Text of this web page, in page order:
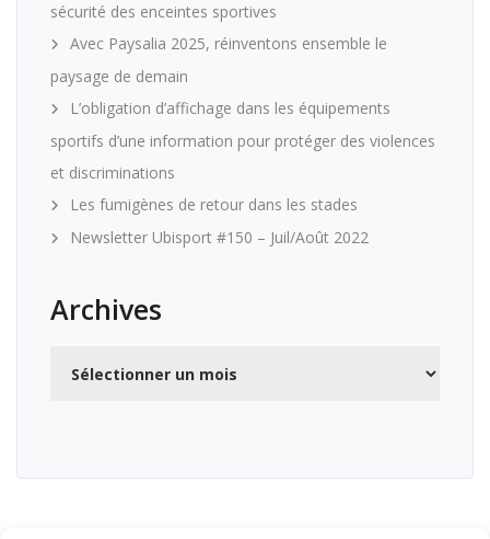
sécurité des enceintes sportives
Avec Paysalia 2025, réinventons ensemble le
paysage de demain
L’obligation d’affichage dans les équipements
sportifs d’une information pour protéger des violences
et discriminations
Les fumigènes de retour dans les stades
Newsletter Ubisport #150 – Juil/Août 2022
Archives